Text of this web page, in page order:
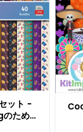
ット -
ための